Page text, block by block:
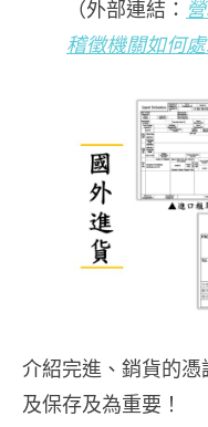
（外部連結：
稽徵機關如何
介紹完進、銷貨的
及保存及為重要！